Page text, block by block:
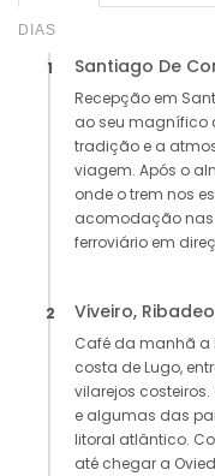
DIAS
1 Santiago De
Recepção em
ao seu magnífico
tradição e a
viagem. Após o
onde o trem nos
acomodação nas
ferroviário em
2 Viveiro,
Café da manhã
costa de Lugo,
vilarejos
e algumas das
litoral atlântico.
até chegar a